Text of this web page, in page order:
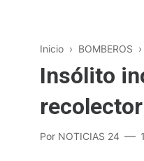
Inicio › BOMBEROS ›
Insólito
Por NOTICIAS 24